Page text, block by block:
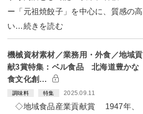
ー「元祖焼餃子」を中心に、質感の高
い…続きを読む
機械資材素材／業務用・外食／地域貢
献3賞特集：ベル食品 北海道豊かな
食文化創…
調味料 特集 2025.09.11
◇地域食品産業貢献賞 1947年、